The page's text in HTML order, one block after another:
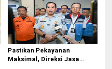
Pastikan Pekayanan
Maksimal, Direksi Jasa